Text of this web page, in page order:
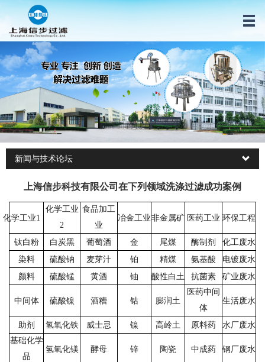
新闻与技术论坛
上海信步科技有限公司在下列领域洗涤过滤成功案例
化学工业1
化学工业
2
食品加工
业
冶金工业非金属矿 医药工业 环保工程
钛白粉 白炭黑 葡萄酒 金 尾煤 酶制剂
化工废水
染料
硫酸钠 麦芽汁 铂 精煤 氨基酸
电镀废水
颜料
硫酸锰 黄酒 铀 酸性白土 抗菌素 矿业废水
中间体 硫酸镍 酒糟 钴 膨润土
医药中间
体
生活废水
助剂 氢氧化铁 威士忌 镍 高岭土 原料药
水厂废水
基础化学
品
氢氧化镁 酵母 锌 陶瓷 中成药 钢厂废水